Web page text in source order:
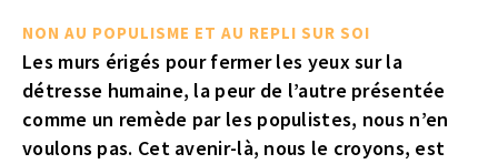
NON AU POPULISME ET AU REPLI SUR SOI
Les murs érigés pour fermer les yeux sur la
détresse humaine, la peur de l’autre présentée
comme un remède par les populistes, nous n’en
voulons pas. Cet avenir-là, nous le croyons, est